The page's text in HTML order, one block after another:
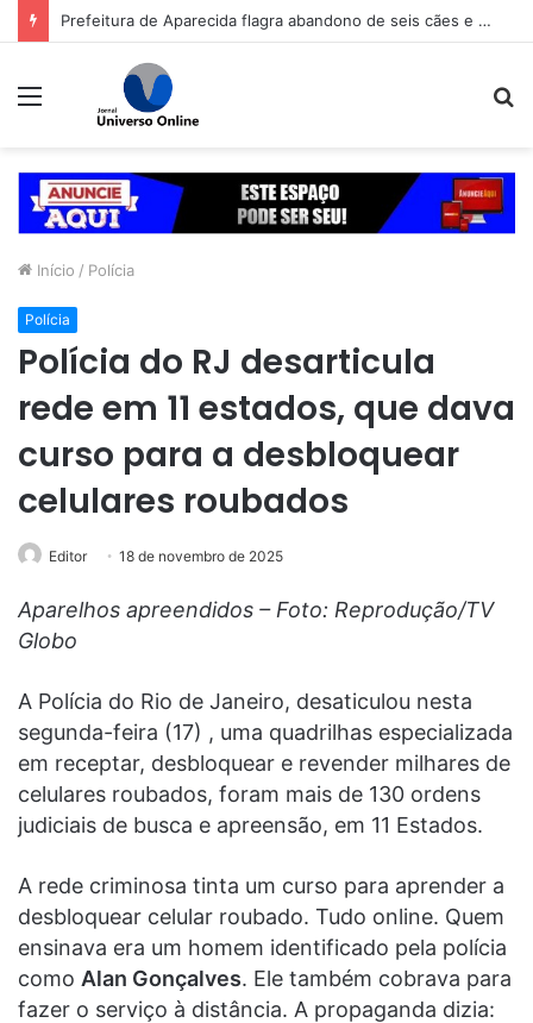
Prefeitura de Aparecida flagra abandono de seis cães e reitera que o ato é crime inafiançável
Menu
Início / Polícia
Polícia
Polícia do RJ desarticula
rede em 11 estados, que dava
curso para a desbloquear
celulares roubados
Editor 18 de novembro de 2025
Aparelhos apreendidos – Foto: Reprodução/TV
Globo
A Polícia do Rio de Janeiro, desaticulou nesta
segunda-feira (17) , uma quadrilhas especializada
em receptar, desbloquear e revender milhares de
celulares roubados, foram mais de 130 ordens
judiciais de busca e apreensão, em 11 Estados.
A rede criminosa tinta um curso para aprender a
desbloquear celular roubado. Tudo online. Quem
ensinava era um homem identificado pela polícia
como Alan Gonçalves. Ele também cobrava para
fazer o serviço à distância. A propaganda dizia: